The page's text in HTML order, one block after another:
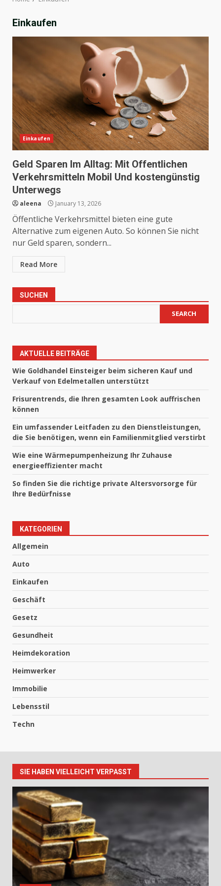
Einkaufen
Einkaufen
Geld Sparen Im Alltag: Mit Offentlichen
Verkehrsmitteln Mobil Und kostengünstig
Unterwegs
aleena January 13, 2026
Öffentliche Verkehrsmittel bieten eine gute
Alternative zum eigenen Auto. So können Sie nicht
nur Geld sparen, sondern...
Read More
SUCHEN
SEARCH
AKTUELLE BEITRÄGE
Wie Goldhandel Einsteiger beim sicheren Kauf und
Verkauf von Edelmetallen unterstützt
Frisurentrends, die Ihren gesamten Look auffrischen
können
Ein umfassender Leitfaden zu den Dienstleistungen,
die Sie benötigen, wenn ein Familienmitglied verstirbt
Wie eine Wärmepumpenheizung Ihr Zuhause
energieeffizienter macht
So finden Sie die richtige private Altersvorsorge für
Ihre Bedürfnisse
KATEGORIEN
Allgemein
Auto
Einkaufen
Geschäft
Gesetz
Gesundheit
Heimdekoration
Heimwerker
Immobilie
Lebensstil
Techn
SIE HABEN VIELLEICHT VERPASST